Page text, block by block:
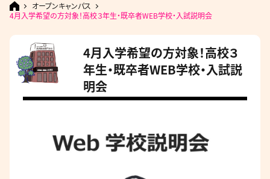
オープンキャンパス
4月入学希望の方対象！高校３年生・既卒者WEB学校・入試説明会
4月入学希望の方対象！高校３
年生・既卒者WEB学校・入試説
明会